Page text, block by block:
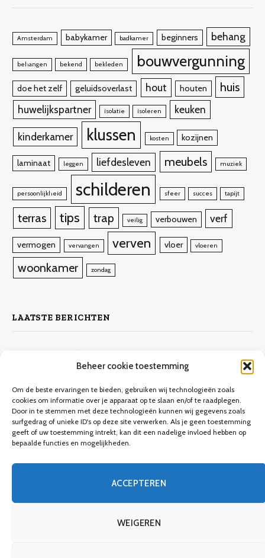
Beheer cookie toestemming
Om de beste ervaringen te bieden, gebruiken wij technologieën zoals
cookies om informatie over je apparaat op te slaan en/of te raadplegen.
Door in te stemmen met deze technologieën kunnen wij gegevens zoals
surfgedrag of unieke ID's op deze site verwerken. Als je geen toestemming
geeft of uw toestemming intrekt, kan dit een nadelige invloed hebben op
bepaalde functies en mogelijkheden.
ACCEPTEREN
WEIGEREN
Amsterdam babykamer badkamer beginners behang
behangen bekend bekleden bouwvergunning
doe het zelf geluidsoverlast hout houten huis
huwelijkspartner isolatie isoleren keuken
kinderkamer klussen kosten kozijnen
laminaat leggen liefdesleven meubels muziek
persoonlijkheid schilderen sfeer succes tapijt
terras tips trap veilig verbouwen verf
vermogen vervangen verven vloer vloeren
woonkamer zondag
LAATSTE BERICHTEN
10.132Views
Keuken verbouwen op een budget
9 december 2023 9.706Views
Een gids voor meubels verven